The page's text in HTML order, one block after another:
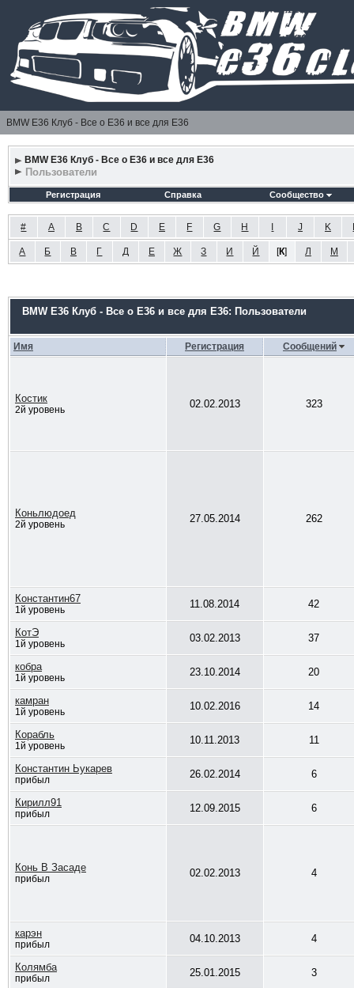
BMW E36 Клуб - Все о Е36 и все для Е36
BMW E36 Клуб - Все о Е36 и все для Е36
Пользователи
Регистрация Справка Сообщество
# A B C D E F G H J K
А Б В Г Д Е Ж З И Й [К] Л М
BMW E36 Клуб - Все о Е36 и все для Е36: Пользователи
Имя Регистрация Сообщений
Костик
2й уровень 02.02.2013 323
Коньлюдоед
2й уровень 27.05.2014 262
Константин67
1й уровень 11.08.2014 42
КотЭ
1й уровень 03.02.2013 37
кобра
1й уровень 23.10.2014 20
камран
1й уровень 10.02.2016 14
Корабль
1й уровень 10.11.2013 11
Константин Ьукарев
прибыл 26.02.2014 6
Кирилл91
прибыл 12.09.2015 6
Конь В Засаде
прибыл 02.02.2013 4
карэн
прибыл 04.10.2013 4
Колямба
прибыл 25.01.2015 3